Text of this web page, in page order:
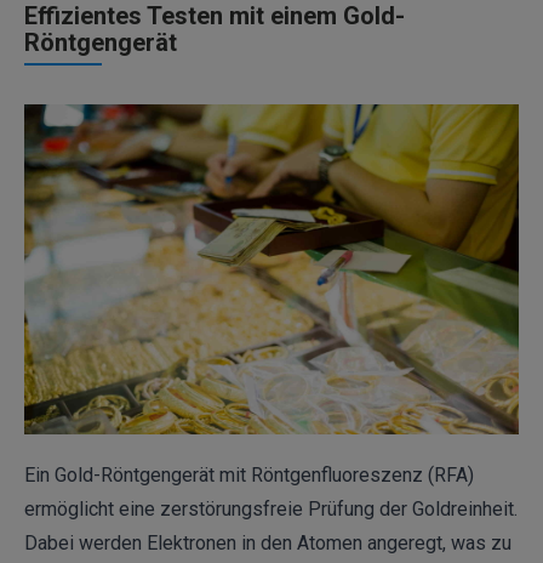
Effizientes Testen mit einem Gold-
Röntgengerät
Ein Gold-Röntgengerät mit Röntgenfluoreszenz (RFA)
ermöglicht eine zerstörungsfreie Prüfung der Goldreinheit.
Dabei werden Elektronen in den Atomen angeregt, was zu